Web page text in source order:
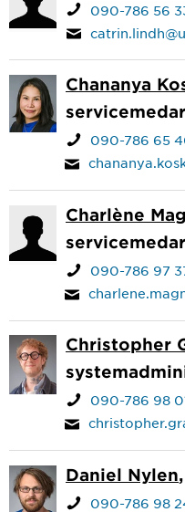
090-786 56
Chananya
090-786 65
Charlène
090-786 97
Christopher
090-786 98
Daniel Nylen
090-786 98